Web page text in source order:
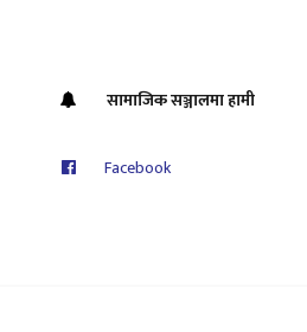
सामाजिक सञ्जालमा हामी
Facebook